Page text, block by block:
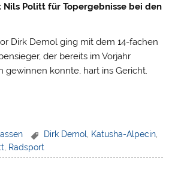
Nils Politt für Topergebnisse bei den
Dirk Demol ging mit dem 14-fachen
der bereits im Vorjahr
gewinnen konnte, hart ins Gericht.
Dirk Demol Katusha-Alpecin
Radsport